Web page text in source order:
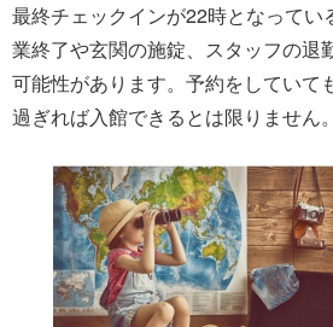
最終チェックインが22時となってい
業終了や玄関の施錠、スタッフの退
可能性があります。予約をしていて
過ぎれば入館できるとは限りません。